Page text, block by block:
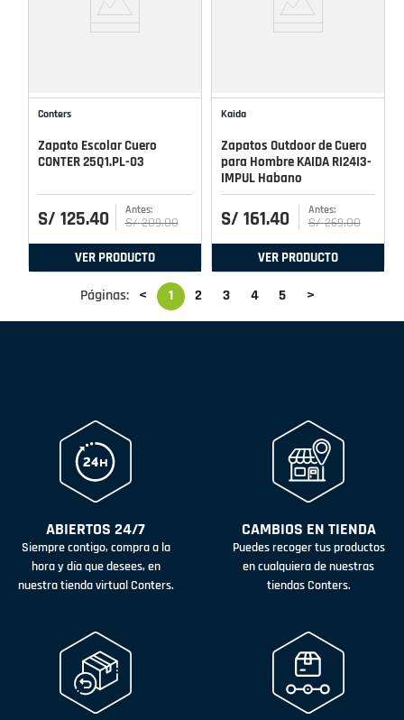
Conters
Zapato Escolar Cuero
CONTER 25Q1.PL-03
S/ 125.40 S/ 209.00
VER PRODUCTO
Kaida
Zapatos Outdoor de Cuero
para Hombre KAIDA RI24I3-
IMPUL Habano
S/ 161.40 S/ 269.00
VER PRODUCTO
Páginas: < 1 2 3 4 5 >
ABIERTOS 24/7
Siempre contigo, compra a la
hora y día que desees, en
nuestra tienda virtual Conters.
CAMBIOS EN TIENDA
Puedes recoger tus productos
en cualquiera de nuestras
tiendas Conters.